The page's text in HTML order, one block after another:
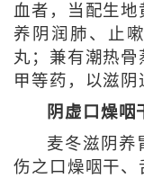
血者，当配生
养阴润肺、止
丸；兼有潮热
甲等药，以滋阴
阴虚口燥咽
麦冬滋阴养
伤之口燥咽干